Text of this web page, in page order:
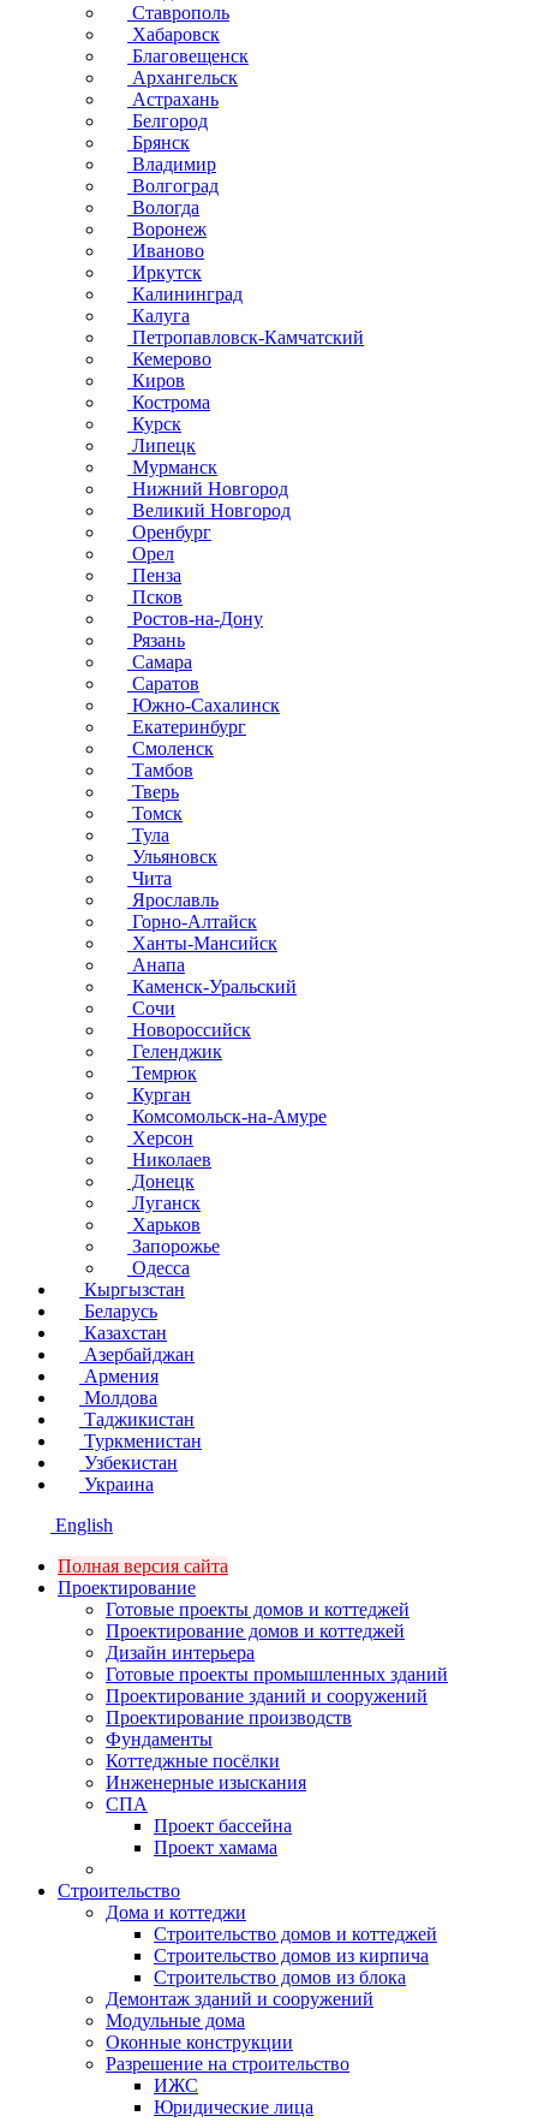
Ставрополь
Хабаровск
Благовещенск
Архангельск
Астрахань
Белгород
Брянск
Владимир
Волгоград
Вологда
Воронеж
Иваново
Иркутск
Калининград
Калуга
Петропавловск-Камчатский
Кемерово
Киров
Кострома
Курск
Липецк
Мурманск
Нижний Новгород
Великий Новгород
Оренбург
Орел
Пенза
Псков
Ростов-на-Дону
Рязань
Самара
Саратов
Южно-Сахалинск
Екатеринбург
Смоленск
Тамбов
Тверь
Томск
Тула
Ульяновск
Чита
Ярославль
Горно-Алтайск
Ханты-Мансийск
Анапа
Каменск-Уральский
Сочи
Новороссийск
Геленджик
Темрюк
Курган
Комсомольск-на-Амуре
Херсон
Николаев
Донецк
Луганск
Харьков
Запорожье
Одесса
Кыргызстан
Беларусь
Казахстан
Азербайджан
Армения
Молдова
Таджикистан
Туркменистан
Узбекистан
Украина
English
Полная версия сайта
Проектирование
Готовые проекты домов и коттеджей
Проектирование домов и коттеджей
Дизайн интерьера
Готовые проекты промышленных зданий
Проектирование зданий и сооружений
Проектирование производств
Фундаменты
Коттеджные посёлки
Инженерные изыскания
СПА
Проект бассейна
Проект хамама
Строительство
Дома и коттеджи
Строительство домов и коттеджей
Строительство домов из кирпича
Строительство домов из блока
Демонтаж зданий и сооружений
Модульные дома
Оконные конструкции
Разрешение на строительство
ИЖС
Юридические лица